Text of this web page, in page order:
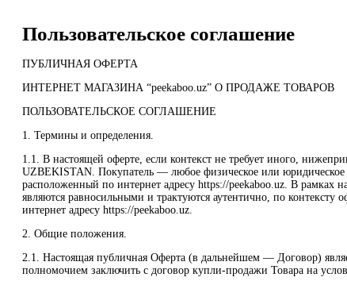
Пользовательское соглашение
ПУБЛИЧНАЯ ОФЕРТА
ИНТЕРНЕТ МАГАЗИНА “peekaboo.uz” О ПРОДАЖЕ ТОВАРОВ
ПОЛЬЗОВАТЕЛЬСКОЕ СОГЛАШЕНИЕ
1. Термины и определения.
1.1. В настоящей оферте, если контекст не требует иного,
UZBEKISTAN. Покупатель — любое физическое или
расположенный по интернет адресу https://peekaboo.uz. В рамках
являются равносильными и трактуются аутентично, по
интернет адресу https://peekaboo.uz.
2. Общие положения.
2.1. Настоящая публичная Оферта (в дальнейшем — Договор)
полномочием заключить с договор купли-продажи Товара на